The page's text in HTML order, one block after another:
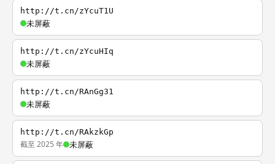
http://t.cn/zYcuT1U
未屏蔽
http://t.cn/zYcuHIq
未屏蔽
http://t.cn/RAnGg31
未屏蔽
http://t.cn/RAkzkGp
截至 2025 年 未屏蔽